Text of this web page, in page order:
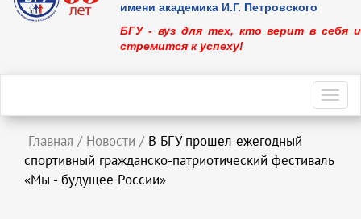
имени академика И.Г. Петровского
БГУ - вуз для тех, кто верит в себя и
стремится к успеху!
Главная / Новости / В БГУ прошел ежегодный
спортивный гражданско-патриотический фестиваль
«Мы - будущее России»